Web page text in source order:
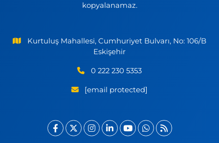
kopyalanamaz.
Kurtuluş Mahallesi, Cumhuriyet Bulvarı, No: 106/B
Eskişehir
0 222 230 5353
[email protected]